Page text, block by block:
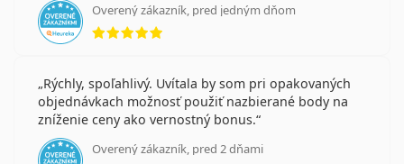
Overený zákazník, pred jedným dňom
hodnotenie 5 z 5
Rýchly, spoľahlivý. Uvítala by som pri opakovaných
objednávkach možnosť použiť nazbierané body na
zníženie ceny ako vernostný bonus.
Overený zákazník, pred 2 dňami